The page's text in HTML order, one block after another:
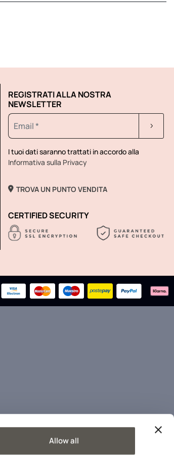
Allow all
REGISTRATI ALLA NOSTRA
NEWSLETTER
I tuoi dati saranno trattati in accordo alla
Informativa sulla Privacy
TROVA UN PUNTO VENDITA
CERTIFIED SECURITY